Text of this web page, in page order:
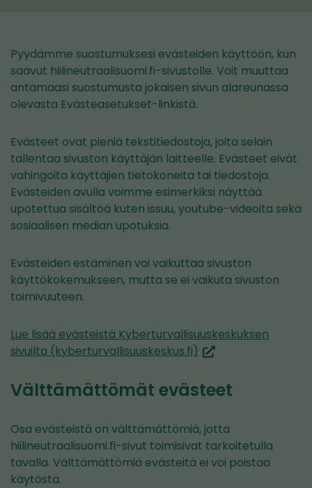
Pyydämme suostumuksesi evästeiden käyttöön, kun
saavut hiilineutraalisuomi.fi-sivustolle. Voit muuttaa
antamaasi suostumusta jokaisen sivun alareunassa
olevasta Evästeasetukset-linkistä.
Evästeet ovat pieniä tekstitiedostoja, joita selain
tallentaa sivuston käyttäjän laitteelle. Evästeet eivät
vahingoita käyttäjien tietokoneita tai tiedostoja.
Evästeiden avulla voimme esimerkiksi näyttää
upotettua sisältöä kuten issuu, youtube-videoita sekä
sosiaalisen median upotuksia.
Evästeiden estäminen voi vaikuttaa sivuston
käyttökokemukseen, mutta se ei vaikuta sivuston
toimivuuteen.
Lue lisää evästeistä Kyberturvallisuuskeskuksen
sivuilta (kyberturvallisuuskeskus.fi) (siirryt
palveluun)
Välttämättömät evästeet
Osa evästeistä on välttämättömiä, jotta
hiilineutraalisuomi.fi-sivut toimisivat tarkoitetulla
tavalla. Välttämättömiä evästeitä ei voi poistaa
käytöstä.